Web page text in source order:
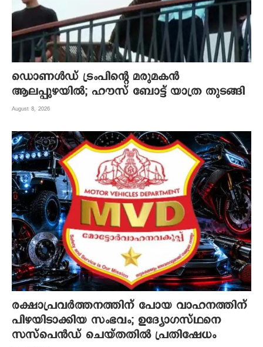
ഡൊണൾഡ് ട്രംപിന്റെ മരുമകന്‍
ആലപ്പുഴയില്‍; ഹൗസ് ബോട്ട് യാത്ര തുടങ്ങി
August 8, 2026
രക്ഷാപ്രവർത്തനത്തിന് പോയ വാഹനത്തിന്
പിഴയിടാക്കിയ സംഭവം; ഉദ്യോഗസ്ഥനെ
സസ്പെൻഡ് ചെയ്തതിൽ പ്രതിഷേധം